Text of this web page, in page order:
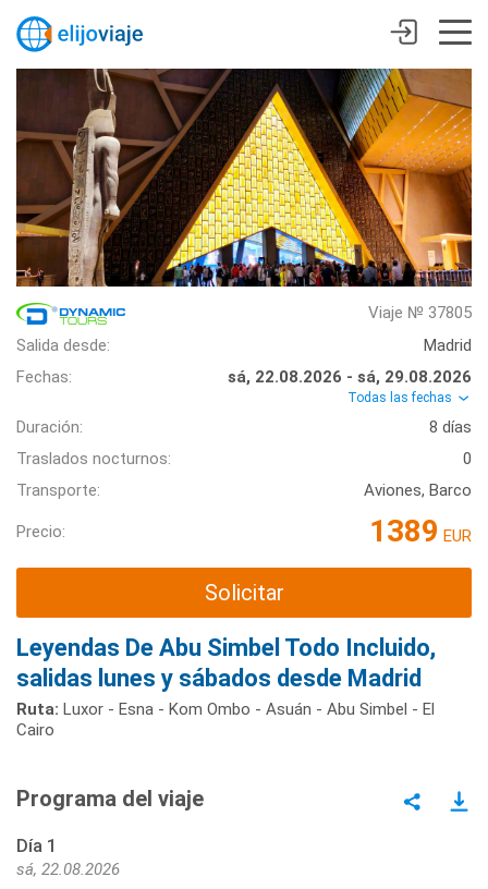
Viaje № 37805
Salida desde:
Madrid
Fechas:
sá, 22.08.2026 - sá, 29.08.2026
Todas las fechas
Duración:
8 días
Traslados nocturnos:
0
Transporte:
Aviones, Barco
Precio: 1389 EUR
Solicitar
Leyendas De Abu Simbel Todo Incluido,
salidas lunes y sábados desde Madrid
Ruta: Luxor - Esna - Kom Ombo - Asuán - Abu Simbel - El
Cairo
Programa del viaje
Día 1
sá, 22.08.2026